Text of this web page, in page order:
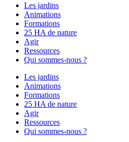
Les jardins
Animations
Formations
25 HA de nature
Agir
Ressources
Qui sommes-nous ?
Les jardins
Animations
Formations
25 HA de nature
Agir
Ressources
Qui sommes-nous ?